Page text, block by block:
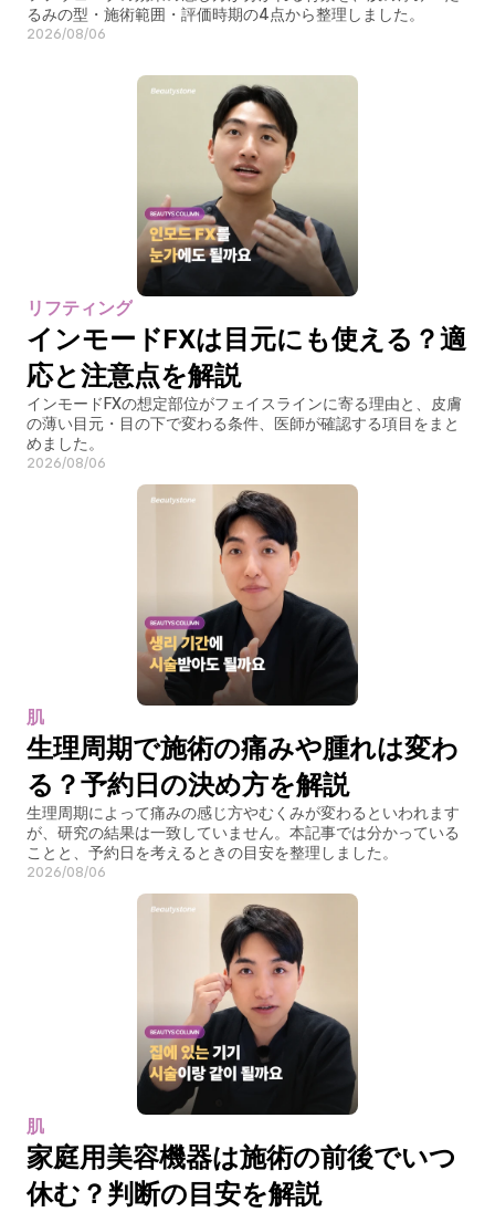
るみの型・施術範囲・評価時期の4点から整理しました。
2026/08/06
リフティング
インモードFXは目元にも使える？適
応と注意点を解説
インモードFXの想定部位がフェイスラインに寄る理由と、皮膚
の薄い目元・目の下で変わる条件、医師が確認する項目をまと
めました。
2026/08/06
肌
生理周期で施術の痛みや腫れは変わ
る？予約日の決め方を解説
生理周期によって痛みの感じ方やむくみが変わるといわれます
が、研究の結果は一致していません。本記事では分かっている
ことと、予約日を考えるときの目安を整理しました。
2026/08/06
肌
家庭用美容機器は施術の前後でいつ
休む？判断の目安を解説